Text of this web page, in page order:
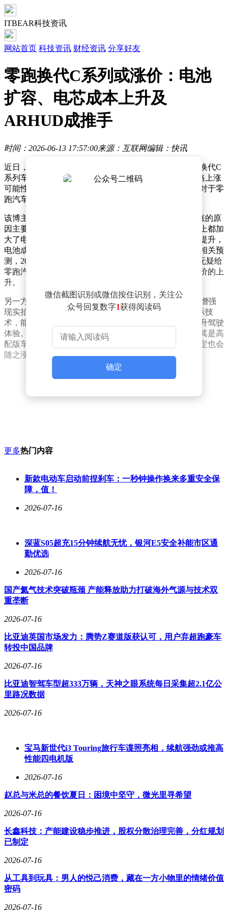
ITBEAR科技资讯
网站首页 科技资讯 财经资讯 分享好友
零跑换代C系列或涨价：电池
扩容、电芯成本上升及
ARHUD成推手
时间：2026-06-13 17:57:00来源：互联网编辑：快讯
近日，有汽车领域知名博主透露，零跑汽车即将推出的换代C
系列车型在定价方面或将出现调整，其中C10车型的价格上涨
可能性较大。这一消息引发了市场的广泛关注，消费者对于零
跑汽车新车型的价格走势充满了好奇。
该博主进一步解释称，此次换代C系列车型价格可能上涨的原
因主要有两方面。一方面，零跑汽车在纯电和增程车型上都加
大了电池容量。随着电池技术的不断发展和市场需求的提升，
电池成本一直是影响新能源汽车价格的重要因素。而据相关预
测，2026年电芯成本相较于2025年涨幅将超过50%，这无疑给
零跑汽车带来了较大的成本压力，进而可能导致车型售价的上
升。
另一方面，此次换代的C10和C16车型新增了ARHUD（增强
现实抬头显示）配置。ARHUD作为一种先进的汽车显示技
术，能够为驾驶者提供更加直观、便捷的驾驶信息，提升驾驶
体验。然而，这一配置的增加也带来了成本的上升，尤其是高
配版车型，其成本增加更为明显，因此高配版车型说不定也会
随之涨价。
微信截图识别或微信按住识别，关注公
众号回复数字1获得阅读码
确定
更多热门内容
新款电动车启动前捏刹车：一秒钟操作换来多重安全保
障，值！
2026-07-16
深蓝S05超充15分钟续航无忧，银河E5安全补能市区通
勤优选
2026-07-16
国产氦气技术突破瓶颈 产能释放助力打破海外气源与技术双
重垄断
2026-07-16
比亚迪英国市场发力：腾势Z赛道版获认可，用户弃超跑豪车
转投中国品牌
2026-07-16
比亚迪智驾车型超333万辆，天神之眼系统每日采集超2.1亿公
里路况数据
2026-07-16
宝马新世代i3 Touring旅行车谍照亮相，续航强劲或推高
性能四电机版
2026-07-16
赵总与米总的餐饮夏日：困境中坚守，微光里寻希望
2026-07-16
长鑫科技：产能建设稳步推进，股权分散治理完善，分红规划
已制定
2026-07-16
从工具到玩具：男人的悦己消费，藏在一方小物里的情绪价值
密码
2026-07-16